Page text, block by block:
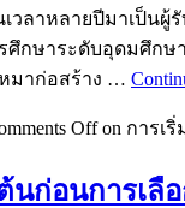
วลาหลายปีมาเป็น
กษาระดับอุดมศึกษ
หมาก่อสร้าง …
Offon การเ
นก่อนการเลื